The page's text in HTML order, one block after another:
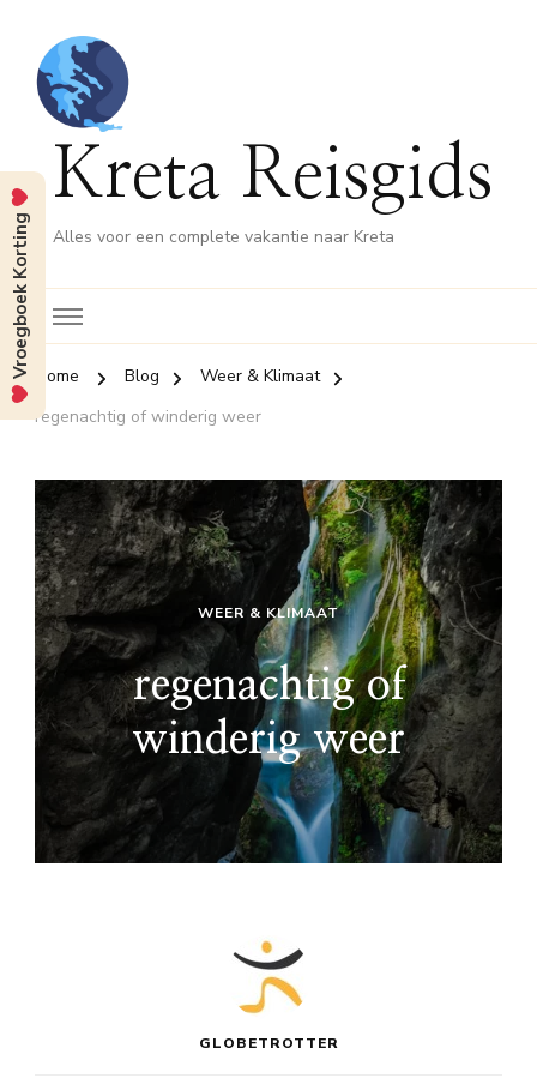
Kreta Reisgids
Alles voor een complete vakantie naar Kreta
Home Blog
Weer & Klimaat
regenachtig of winderig weer
WEER & KLIMAAT
regenachtig of
winderig weer
GLOBETROTTER
Vroegboek Korting